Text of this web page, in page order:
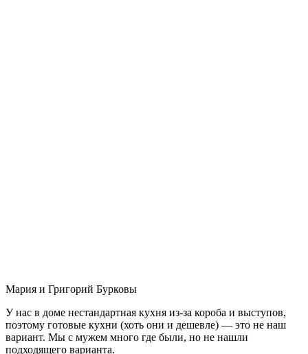
Мария и Григорий Бурковы
У нас в доме нестандартная кухня из-за короба и выступов,
поэтому готовые кухни (хоть они и дешевле) — это не наш
вариант. Мы с мужем много где были, но не нашли
подходящего варианта.